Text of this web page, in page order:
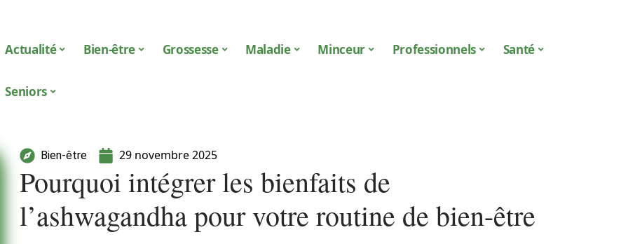
Actualité Bien-être Grossesse Maladie Minceur Professionnels Santé
Seniors
Bien-être 29 novembre 2025
Pourquoi intégrer les bienfaits de
l’ashwagandha pour votre routine de bien-être